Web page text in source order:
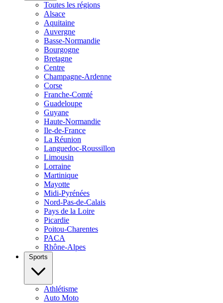
Toutes les régions
Alsace
Aquitaine
Auvergne
Basse-Normandie
Bourgogne
Bretagne
Centre
Champagne-Ardenne
Corse
Franche-Comté
Guadeloupe
Guyane
Haute-Normandie
Ile-de-France
La Réunion
Languedoc-Roussillon
Limousin
Lorraine
Martinique
Mayotte
Midi-Pyrénées
Nord-Pas-de-Calais
Pays de la Loire
Picardie
Poitou-Charentes
PACA
Rhône-Alpes
Sports
Athlétisme
Auto Moto